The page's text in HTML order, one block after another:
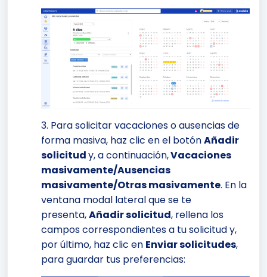
3. Para solicitar vacaciones o ausencias de
forma masiva, haz clic en el botónAñadir
solicitudy, a continuación,Vacaciones
masivamente/Ausencias
masivamente/Otras masivamente. En la
ventana modal lateral que se te
presenta,Añadir solicitud, rellena los
campos correspondientes a tu solicitud y,
por último, haz clic en Enviar solicitudes,
para guardar tus preferencias: